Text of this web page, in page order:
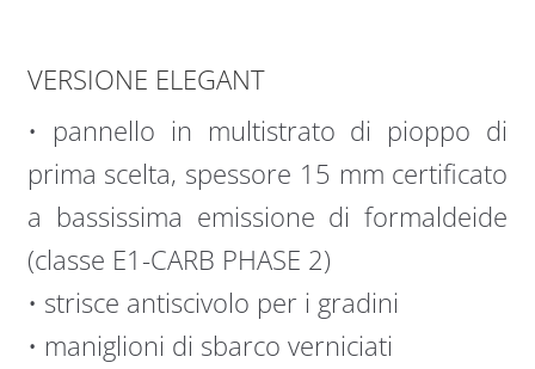
VERSIONE ELEGANT
• pannello in multistrato di pioppo di
prima scelta, spessore 15 mm certificato
a bassissima emissione di formaldeide
(classe E1-CARB PHASE 2)
• strisce antiscivolo per i gradini
• maniglioni di sbarco verniciati